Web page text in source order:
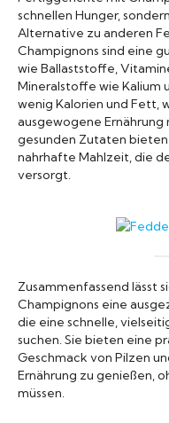
schnellen Hunger,
Alternative zu anderen
Champignons sind eine
wie Ballaststoffe,
Mineralstoffe wie Kalium
wenig Kalorien und Fett,
ausgewogene
gesunden Zutaten
nahrhafte Mahlzeit, die
versorgt.
Zusammenfassend lässt
Champignons eine
die eine schnelle,
suchen. Sie bieten eine
Geschmack von Pilzen
Ernährung zu genießen,
müssen.